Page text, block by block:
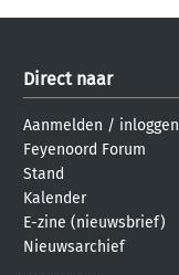
Direct naar
Aanmelden / inloggen
Feyenoord Forum
Stand
Kalender
E-zine (nieuwsbrief)
Nieuwsarchief